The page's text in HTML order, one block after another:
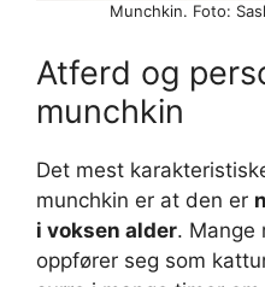
Munchkin. Foto:
Atferd og
munchkin
Det mest
munchkin er at den er
i voksen alder. Mange
oppfører seg som